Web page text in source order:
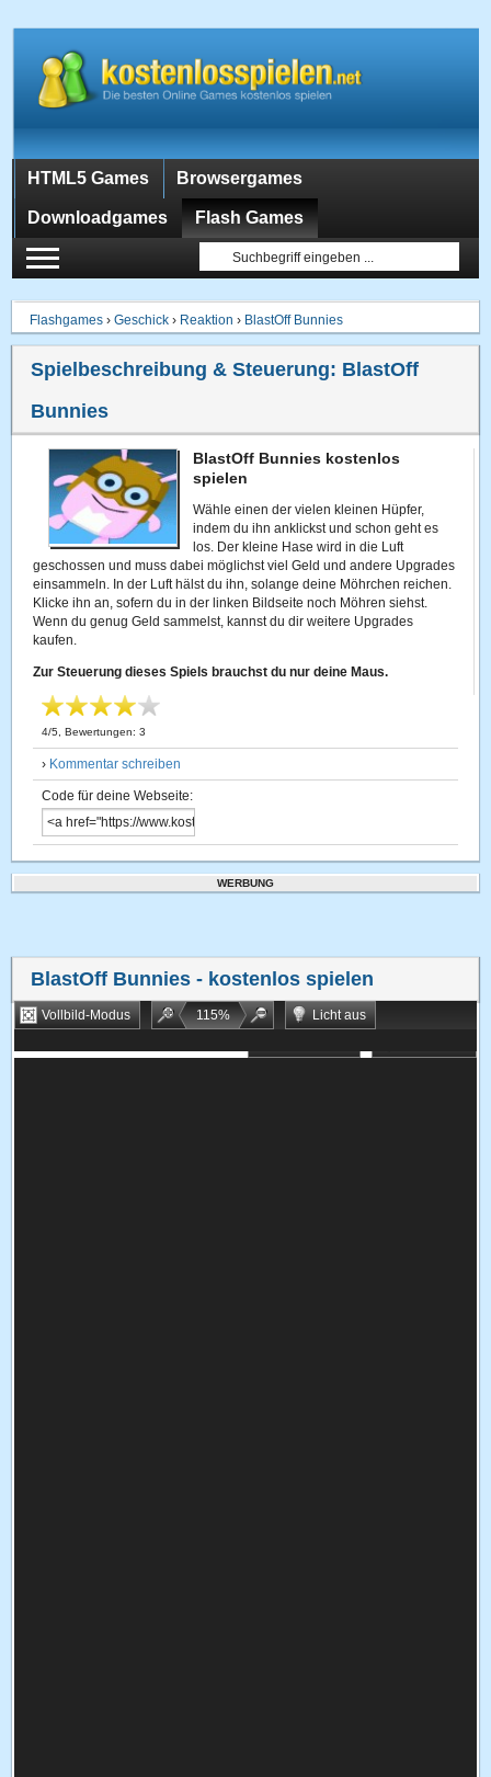
HTML5 Games Browsergames
Downloadgames Flash Games
Flashgames ›Geschick › Reaktion › BlastOff Bunnies
Spielbeschreibung & Steuerung: BlastOff
Bunnies
BlastOff Bunnies kostenlos
spielen
Wähle einen der vielen kleinen Hüpfer,
indem du ihn anklickst und schon geht es
los. Der kleine Hase wird in die Luft
geschossen und muss dabei möglichst viel Geld und andere Upgrades
einsammeln. In der Luft hälst du ihn, solange deine Möhrchen reichen.
Klicke ihn an, sofern du in der linken Bildseite noch Möhren siehst.
Wenn du genug Geld sammelst, kannst du dir weitere Upgrades
kaufen.
Zur Steuerung dieses Spiels brauchst du nur deine Maus.
4/5 , Bewertungen:3
› Kommentar schreiben
Code für deine Webseite:
WERBUNG
BlastOff Bunnies - kostenlos spielen
Vollbild-Modus 115%
Licht aus